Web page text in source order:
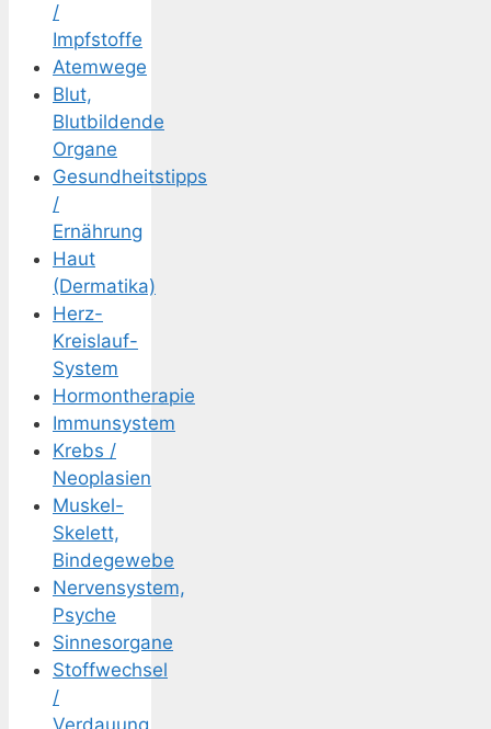
/
Impfstoffe
Atemwege
Blut,
Blutbildende
Organe
Gesundheitstipps
/
Ernährung
Haut
(Dermatika)
Herz-
Kreislauf-
System
Hormontherapie
Immunsystem
Krebs /
Neoplasien
Muskel-
Skelett,
Bindegewebe
Nervensystem,
Psyche
Sinnesorgane
Stoffwechsel
/